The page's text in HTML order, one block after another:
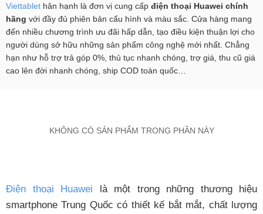
Viettablet hân hạnh là đơn vị cung cấp điện thoại Huawei chính
hãng với đầy đủ phiên bản cấu hình và màu sắc. Cửa hàng mang
đến nhiều chương trình ưu đãi hấp dẫn, tạo điều kiện thuận lợi cho
người dùng sở hữu những sản phẩm công nghệ mới nhất. Chẳng
hạn như hỗ trợ trả góp 0%, thủ tục nhanh chóng, trợ giá, thu cũ giá
cao lên đời nhanh chóng, ship COD toàn quốc…
KHÔNG CÓ SẢN PHẨM TRONG PHẦN NÀY
Điện thoại Huawei là một trong những thương hiệu
smartphone Trung Quốc có thiết kế bắt mắt, chất lượng